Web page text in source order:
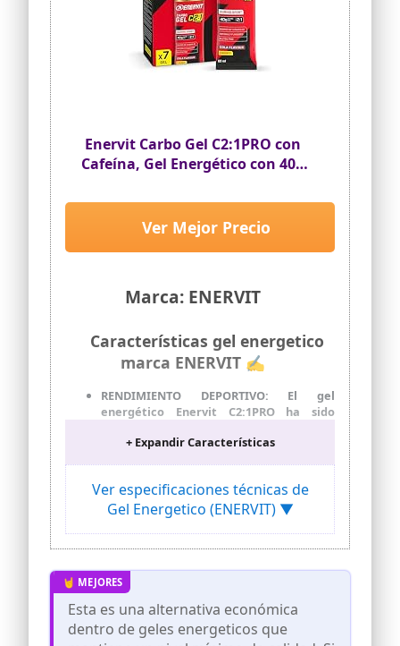
Enervit Carbo Gel C2:1PRO con
Cafeína, Gel Energético con 40g
Alta Intensidad, +50%
Carbohidratos Absorbidos, Sabor
Cola, Sin Gluten, Alta
Marca: ENERVIT
Ver Mejor Precio
Características gel energetico
marca ENERVIT ✍
RENDIMIENTO DEPORTIVO: El gel
energético Enervit C2:1PRO ha sido
para apoyar el rendimiento deportivo
resistencia de larga duración y alta
intensidad
FORMULACIÓN INNOVADORA: Este gel
energético combina maltodextrinas y
fructosa en una proporción 2:1,
carbohidratos por hora y llegar a más de
90g, minimizando los riesgos de estrés
intestinal
BOOST DE CAFEÍNA: Cada gel contiene
+ Expandir Características
Ver especificaciones técnicas de
Gel Energetico (ENERVIT) ▼
Esta es una alternativa económica
dentro de geles energeticos que